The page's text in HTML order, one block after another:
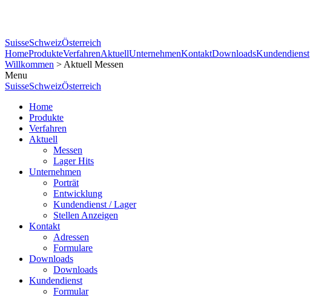
SuisseSchweizÖsterreich
HomeProdukteVerfahrenAktuellUnternehmenKontaktDownloadsKundendienst
Willkommen > Aktuell Messen
Menu
SuisseSchweizÖsterreich
Home
Produkte
Verfahren
Aktuell
Messen
Lager Hits
Unternehmen
Porträt
Entwicklung
Kundendienst / Lager
Stellen Anzeigen
Kontakt
Adressen
Formulare
Downloads
Downloads
Kundendienst
Formular